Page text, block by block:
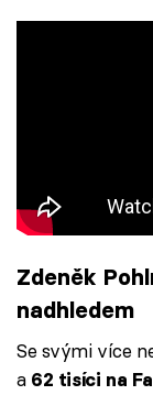
Zdeněk
nadhledem
Se svými více
a 62 tisíci na